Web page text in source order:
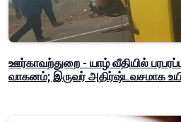
ஊர்காவற்துறை - யாழ் வீதியில்
வாகனம்; இருவர் அதிர்ஷ்டவசமாக